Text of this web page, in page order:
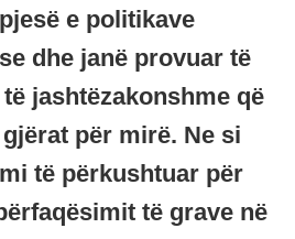
e politikave
dhe janë provuar të
jashtëzakonshme që
për mirë. Ne si
të përkushtuar për
të grave në